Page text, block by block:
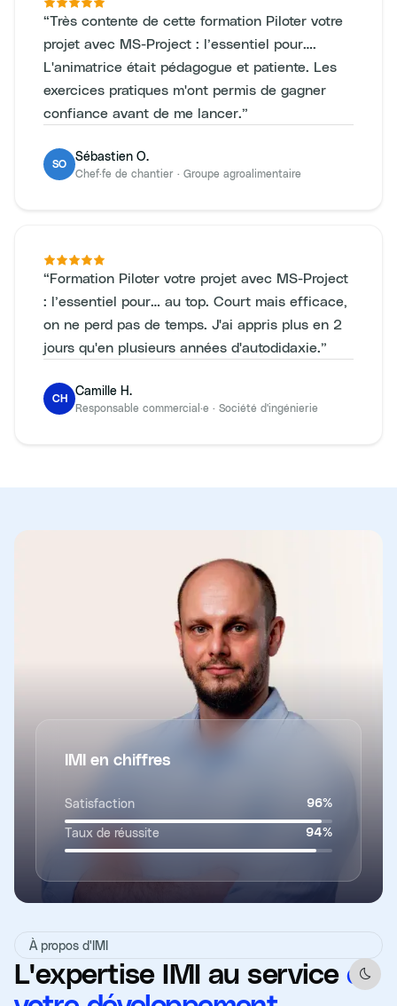
“Très contente de cette formation Piloter votre
projet avec MS-Project : l’essentiel pour….
L'animatrice était pédagogue et patiente. Les
exercices pratiques m'ont permis de gagner
confiance avant de me lancer.”
SO
Sébastien O.
Chef·fe de chantier · Groupe agroalimentaire
“Formation Piloter votre projet avec MS-Project
: l’essentiel pour… au top. Court mais efficace,
on ne perd pas de temps. J'ai appris plus en 2
jours qu'en plusieurs années d'autodidaxie.”
CH
Camille H.
Responsable commercial·e · Société d'ingénierie
IMI en chiffres
Satisfaction 96%
Taux de réussite 94%
À propos d'IMI
L'expertise IMI au service deDark